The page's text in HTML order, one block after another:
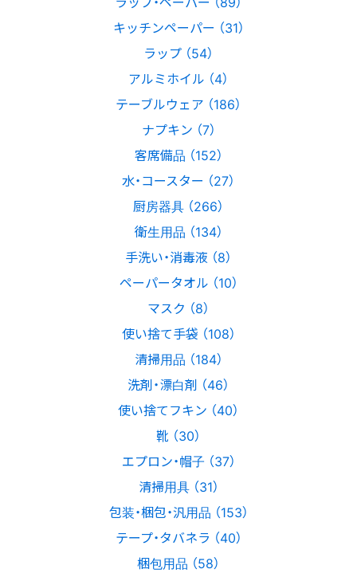
キッチンペーパー （31）
ラップ （54）
アルミホイル （4）
テーブルウェア （186）
ナプキン （7）
客席備品 （152）
水・コースター （27）
厨房器具 （266）
衛生用品 （134）
手洗い・消毒液 （8）
ペーパータオル （10）
マスク （8）
使い捨て手袋 （108）
清掃用品 （184）
洗剤・漂白剤 （46）
使い捨てフキン （40）
靴 （30）
エプロン・帽子 （37）
清掃用具 （31）
包装・梱包・汎用品 （153）
テープ・タバネラ （40）
梱包用品 （58）